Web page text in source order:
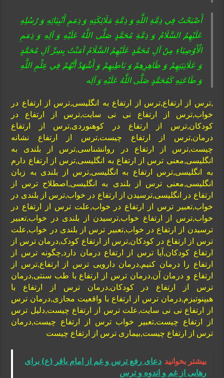
أَصْبَحْتُ‏ فِي‏ ذِمَّةِ اللَّهِ‏ وَ ذِمَّةِ مَلَائِكَتِهِ وَ ذِمَمِ أَنْبِيَائِهِ وَ رُسُلِهِ
عَلَيْهِمُ السَّلَامُ وَ ذِمَّةِ مُحَمَّدٍ صَلَّى اللَّهُ عَلَيْهِ وَ آلِهِ وَ ذِمَمِ
الْأَوْصِيَاءِ مِنْ آلِ مُحَمَّدٍ عَلَيْهِمُ السَّلَامُ آمَنْتُ بِسِرِّ آلِ مُحَمَّدٍ
وَ عَلَانِيَتِهِمْ وَ ظَاهِرِهِمْ وَ بَاطِنِهِمْ‏ وَ أَشْهَدُ أَنَّهُمْ فِي عِلْمِ اللَّهِ
وَ طَاعَتِهِ كَمُحَمَّدٍ صَلَّى اللَّهُ عَلَيْهِ وَ آلِه
,ترس از ارتفاع,ترس از ارتفاع به انگلیسی,ترس از ارتفاع در
خواب,ترس از ارتفاع نی نی سایت,ترس از ارتفاع در
کودکان,ترس از ارتفاع در کوهنوردی,ترس از ارتفاع
درمان,ترس از ارتفاع چیست,ترس از ارتفاع نشانه
چیست,ترس از ارتفاع در روانشناسی,ترس از بلندی به
انگلیسی,معنی ترس از ارتفاع به انگلیسی,ترس از ارتفاع دارم
به انگلیسی,ترس ارتفاع به انگلیسی,ترس از بلندی به زبان
انگلیسی,معنی ترس از بلندی به انگلیسی,اصطلاح ترس از
ارتفاع در انگلیسی,ترسیدن از ارتفاع در خواب,ترس از بلندی در
خواب,تعبیر ترس از ارتفاع در خواب,علت ترس از ارتفاع در
خواب,ترس از ارتفاع خواب,ترسیدن از بلندی در خواب,تعبیر
ترسیدن از ارتفاع در خواب,تعبیر ترس از بلندی در خواب,علت
ترس از ارتفاع در کودکان,ترس از ارتفاع کودک,درمان ترس از
ارتفاع کودکان,آیا ترس از ارتفاع درمان دارد,چگونه ترس از
ارتفاع را درمان کنیم,درمان دارویی ترس از ارتفاع,ترس از
ارتفاع و درمان آن,درمان ترس از ارتفاع با طب سنتی,درمان
ترس از ارتفاع در کودکان,درمان ترس از ارتفاع با
هیپنوتیزم,درمان ترس از ارتفاع با واقعیت مجازی,درمان ترس
از ارتفاع نی نی سایت,علت ترس از ارتفاع چیست,دلیل ترس
از ارتفاع چیست,تعبیر خواب ترس از ارتفاع چیست,درمان
ترس از ارتفاع چیست,بیماری ترس از ارتفاع چیست
بیشتر بخوانید دعای رفع ترس و غم از امام باقر (ع) برای
رهایی از غم و اندوه و ترس